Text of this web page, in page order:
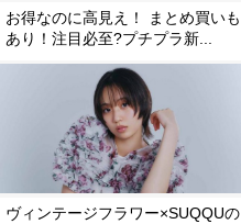
お得なのに高見え！ まとめ買いも
あり！注目必至?プチプラ新...
ヴィンテージフラワー×SUQQUの